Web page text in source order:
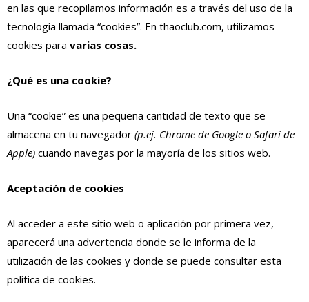
en las que recopilamos información es a través del uso de la
tecnología llamada “cookies”. En thaoclub.com, utilizamos
cookies para varias cosas.
¿Qué es una cookie?
Una “cookie” es una pequeña cantidad de texto que se
almacena en tu navegador (p.ej. Chrome de Google o Safari de
Apple) cuando navegas por la mayoría de los sitios web.
Aceptación de cookies
Al acceder a este sitio web o aplicación por primera vez,
aparecerá una advertencia donde se le informa de la
utilización de las cookies y donde se puede consultar esta
política de cookies.